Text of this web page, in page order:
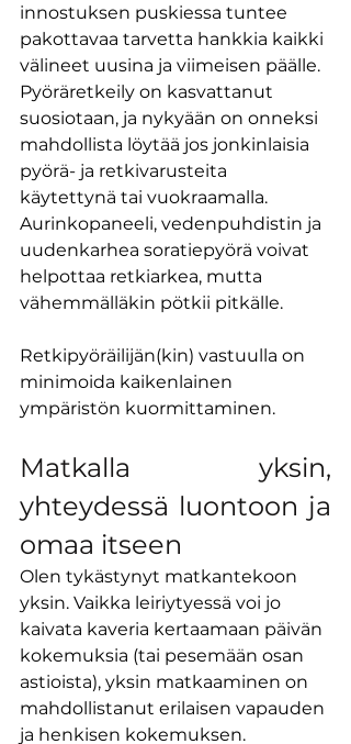
innostuksen puskiessa tuntee
pakottavaa tarvetta hankkia kaikki
välineet uusina ja viimeisen päälle.
Pyöräretkeily on kasvattanut
suosiotaan, ja nykyään on onneksi
mahdollista löytää jos jonkinlaisia
pyörä- ja retkivarusteita
käytettynä tai vuokraamalla.
Aurinkopaneeli, vedenpuhdistin ja
uudenkarhea soratiepyörä voivat
helpottaa retkiarkea, mutta
vähemmälläkin pötkii pitkälle.
Retkipyöräilijän(kin) vastuulla on
minimoida kaikenlainen
ympäristön kuormittaminen.
Matkalla yksin,
yhteydessä luontoon ja
omaa itseen
Olen tykästynyt matkantekoon
yksin. Vaikka leiriytyessä voi jo
kaivata kaveria kertaamaan päivän
kokemuksia (tai pesemään osan
astioista), yksin matkaaminen on
mahdollistanut erilaisen vapauden
ja henkisen kokemuksen.